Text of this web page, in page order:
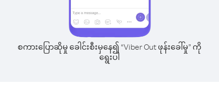
စကားပြောဆိုမှု ခေါင်းစီးမှနေ၍ “Viber Out ဖုန်းခေါ်မှု” ကို
ရွေးပါ